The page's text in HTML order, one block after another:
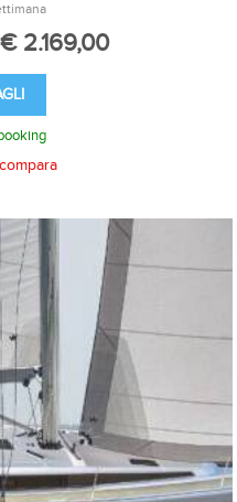
2.169,00